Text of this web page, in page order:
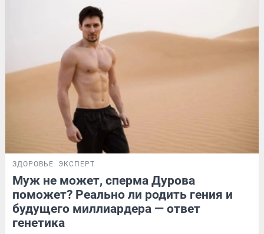
ЗДОРОВЬЕ ЭКСПЕРТ
Муж не может, сперма Дурова
поможет? Реально ли родить гения и
будущего миллиардера — ответ
генетика